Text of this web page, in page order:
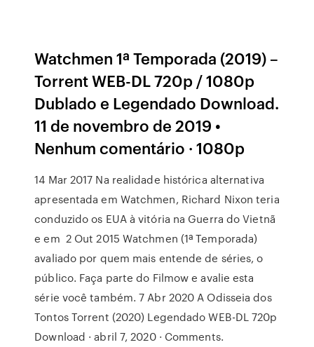
Watchmen 1ª Temporada (2019) –
Torrent WEB-DL 720p / 1080p
Dublado e Legendado Download.
11 de novembro de 2019 •
Nenhum comentário · 1080p
14 Mar 2017 Na realidade histórica alternativa
apresentada em Watchmen, Richard Nixon teria
conduzido os EUA à vitória na Guerra do Vietnã
e em 2 Out 2015 Watchmen (1ª Temporada)
avaliado por quem mais entende de séries, o
público. Faça parte do Filmow e avalie esta
série você também. 7 Abr 2020 A Odisseia dos
Tontos Torrent (2020) Legendado WEB-DL 720p
Download · abril 7, 2020 · Comments.